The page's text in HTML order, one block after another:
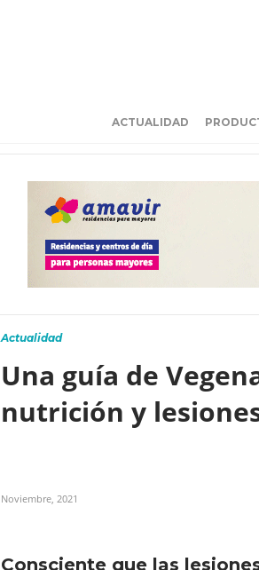
ACTUALIDAD
Actualidad
Una guía de
nutrición y
Noviembre, 2021
Consciente que las